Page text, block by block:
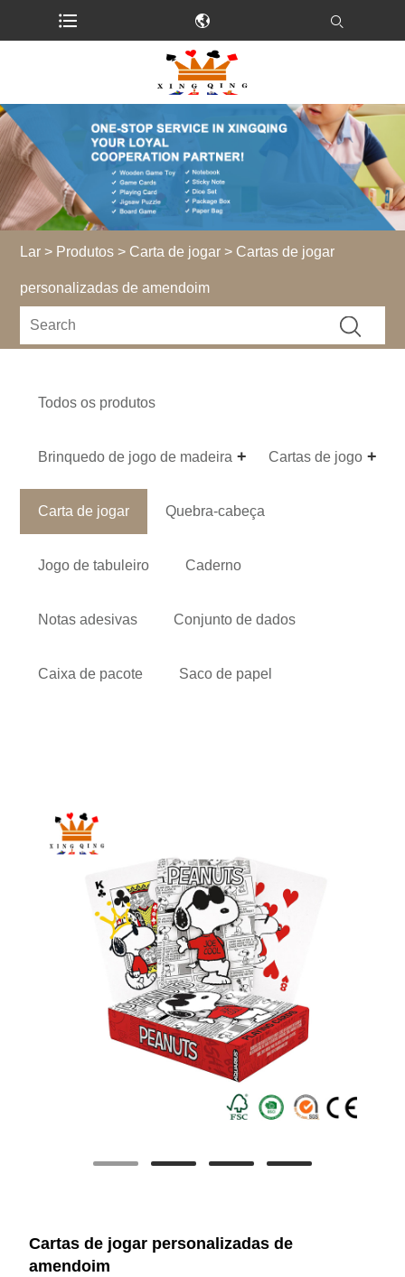
Lar > Produtos > Carta de jogar > Cartas de jogar
personalizadas de amendoim
Todos os produtos
Brinquedo de jogo de madeira Cartas de jogo
Carta de jogar Quebra-cabeça
Jogo de tabuleiro Caderno
Notas adesivas Conjunto de dados
Caixa de pacote Saco de papel
Cartas de jogar personalizadas de
amendoim